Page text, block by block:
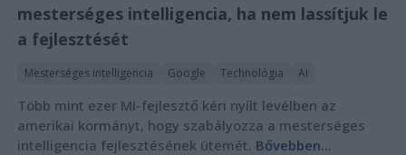
mesterséges intelligencia, ha nem lassítjuk le
a fejlesztését
Mesterséges intelligencia Google Technológia AI
Több mint ezer MI-fejlesztő kéri nyílt levélben az
amerikai kormányt, hogy szabályozza a mesterséges
intelligencia fejlesztésének ütemét. Bővebben...